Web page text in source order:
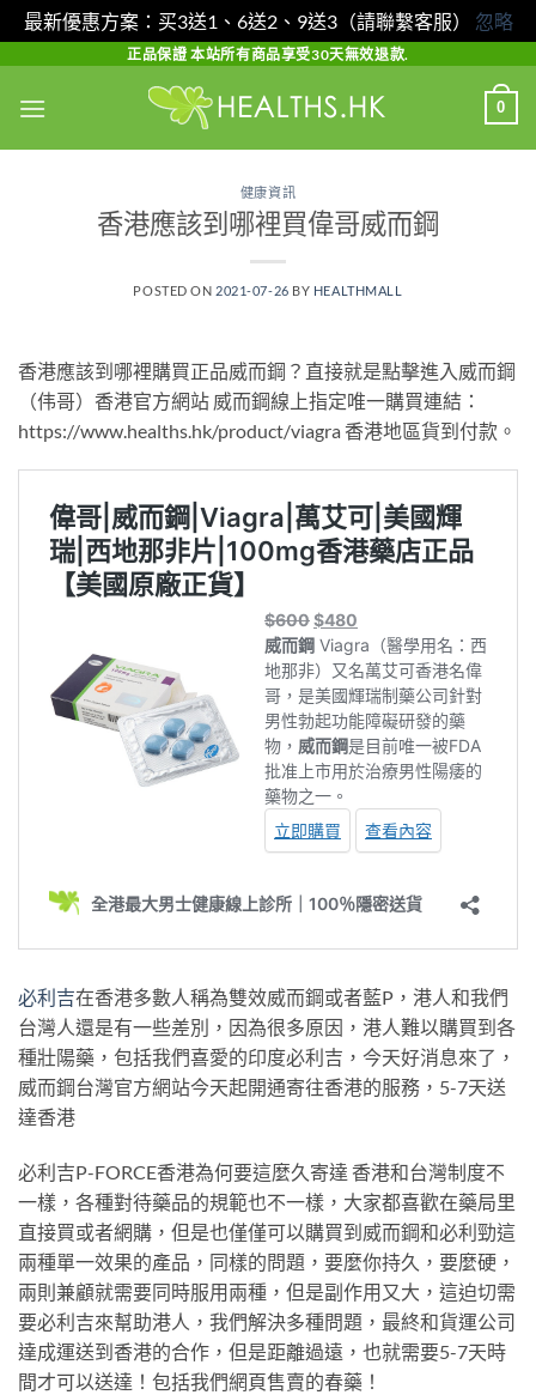
最新優惠方案：买3送1、6送2、9送3（請聯繫客服） 忽略
content
正品保證 本站所有商品享受30天無效退款.
0
健康資訊
香港應該到哪裡買偉哥威而鋼
POSTED ON 2021-07-26 BY HEALTHMALL
香港應該到哪裡購買正品威而鋼？直接就是點擊進入威而鋼
（伟哥）香港官方網站 威而鋼線上指定唯一購買連結：
https://www.healths.hk/product/viagra 香港地區貨到付款。
必利吉在香港多數人稱為雙效威而鋼或者藍P，港人和我們
台灣人還是有一些差別，因為很多原因，港人難以購買到各
種壯陽藥，包括我們喜愛的印度必利吉，今天好消息來了，
威而鋼台灣官方網站今天起開通寄往香港的服務，5-7天送
達香港
必利吉P-FORCE香港為何要這麼久寄達 香港和台灣制度不
一樣，各種對待藥品的規範也不一樣，大家都喜歡在藥局里
直接買或者網購，但是也僅僅可以購買到威而鋼和必利勁這
兩種單一效果的產品，同樣的問題，要麼你持久，要麼硬，
兩則兼顧就需要同時服用兩種，但是副作用又大，這迫切需
要必利吉來幫助港人，我們解決多種問題，最終和貨運公司
達成運送到香港的合作，但是距離過遠，也就需要5-7天時
間才可以送達！包括我們網頁售賣的春藥！